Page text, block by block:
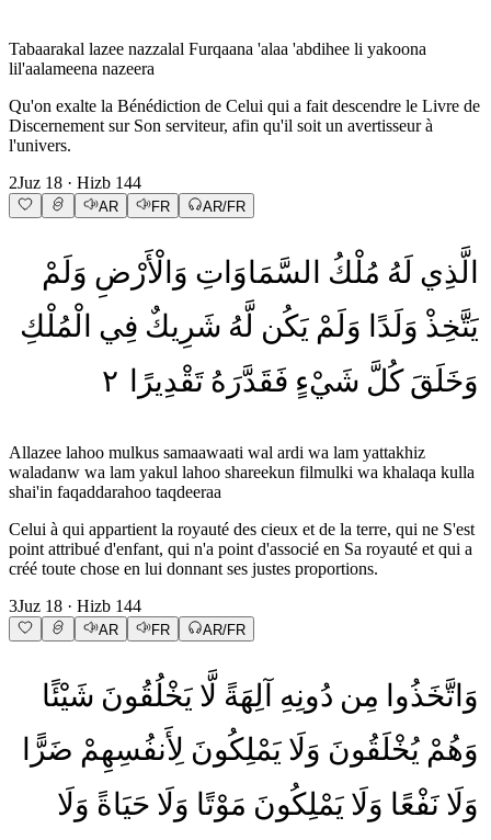
Tabaarakal lazee nazzalal Furqaana 'alaa 'abdihee li yakoona
lil'aalameena nazeera
Qu'on exalte la Bénédiction de Celui qui a fait descendre le Livre de
Discernement sur Son serviteur, afin qu'il soit un avertisseur à
l'univers.
2Juz 18 · Hizb 144
AR FR AR/FR
الَّذِي لَهُ مُلْكُ السَّمَاوَاتِ وَالْأَرْضِ وَلَمْ
يَتَّخِذْ وَلَدًا وَلَمْ يَكُن لَّهُ شَرِيكٌ فِي الْمُلْكِ
وَخَلَقَ كُلَّ شَيْءٍ فَقَدَّرَهُ تَقْدِيرًا ٢
Allazee lahoo mulkus samaawaati wal ardi wa lam yattakhiz
waladanw wa lam yakul lahoo shareekun filmulki wa khalaqa kulla
shai'in faqaddarahoo taqdeeraa
Celui à qui appartient la royauté des cieux et de la terre, qui ne S'est
point attribué d'enfant, qui n'a point d'associé en Sa royauté et qui a
créé toute chose en lui donnant ses justes proportions.
3Juz 18 · Hizb 144
AR FR AR/FR
وَاتَّخَذُوا مِن دُونِهِ آلِهَةً لَّا يَخْلُقُونَ شَيْئًا
وَهُمْ يُخْلَقُونَ وَلَا يَمْلِكُونَ لِأَنفُسِهِمْ ضَرًّا
وَلَا نَفْعًا وَلَا يَمْلِكُونَ مَوْتًا وَلَا حَيَاةً وَلَا